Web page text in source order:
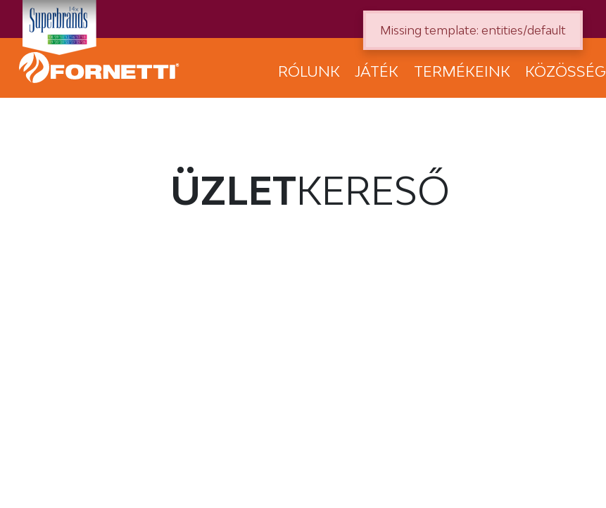
RÓLUNK JÁTÉK TERMÉKEINK KÖZÖSSÉG
ÜZLETKERESŐ
Missing template: entities/default